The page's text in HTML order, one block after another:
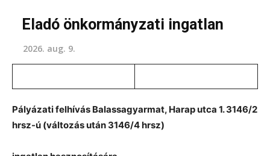
Eladó önkormányzati ingatlan
2026. aug. 9.
Pályázati felhívás Balassagyarmat, Harap utca 1. 3146/2
hrsz-ú (változás után 3146/4 hrsz)